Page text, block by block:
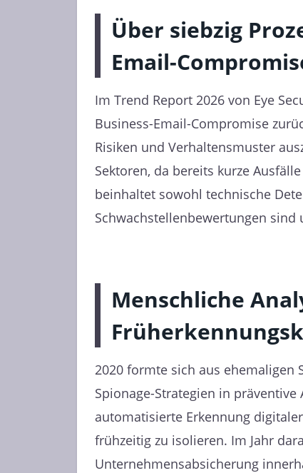
Über siebzig
Email-
Im Trend Report 2026 von Eye
Business-Email-Compromise
Risiken und Verhaltensmuster
Sektoren, da bereits kurze
beinhaltet sowohl technische
Schwachstellenbewertungen sind
Menschliche
2020 formte sich aus ehemaligen
Spionage-Strategien in
automatisierte Erkennung
frühzeitig zu isolieren. Im Jahr
Unternehmensabsicherung